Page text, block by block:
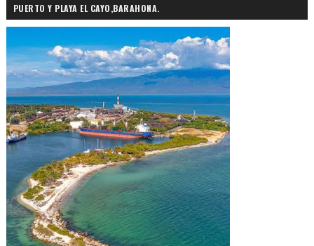
PUERTO Y PLAYA EL CAYO,BARAHONA.